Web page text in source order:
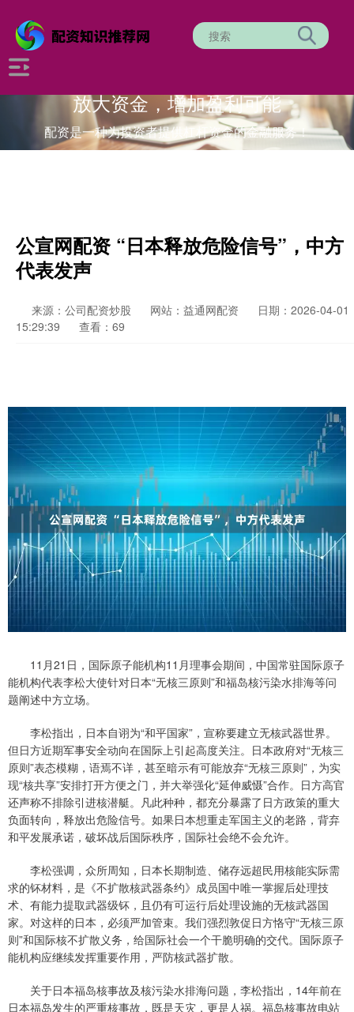
放大资金，增加盈利可能
配资是一种为投资者提供杠杆资金的金融服务！
公宣网配资 “日本释放危险信号”，中方
代表发声
来源：公司配资炒股 网站：益通网配资
日期：2026-04-01
15:29:39
查看：69
11月21日，国际原子能机构11月理事会期间，中国常驻国际原子
能机构代表李松大使针对日本“无核三原则”和福岛核污染水排海等问
题阐述中方立场。
李松指出，日本自诩为“和平国家”，宣称要建立无核武器世界。
但日方近期军事安全动向在国际上引起高度关注。日本政府对“无核三
原则”表态模糊，语焉不详，甚至暗示有可能放弃“无核三原则”，为实
现“核共享”安排打开方便之门，并大举强化“延伸威慑”合作。日方高官
还声称不排除引进核潜艇。凡此种种，都充分暴露了日方政策的重大
负面转向，释放出危险信号。如果日本想重走军国主义的老路，背弃
和平发展承诺，破坏战后国际秩序，国际社会绝不会允许。
李松强调，众所周知，日本长期制造、储存远超民用核能实际需
求的钚材料，是《不扩散核武器条约》成员国中唯一掌握后处理技
术、有能力提取武器级钚，且仍有可运行后处理设施的无核武器国
家。对这样的日本，必须严加管束。我们强烈敦促日方恪守“无核三原
则”和国际核不扩散义务，给国际社会一个干脆明确的交代。国际原子
能机构应继续发挥重要作用，严防核武器扩散。
关于日本福岛核事故及核污染水排海问题，李松指出，14年前在
日本福岛发生的严重核事故，既是天灾，更是人祸。福岛核事故电站